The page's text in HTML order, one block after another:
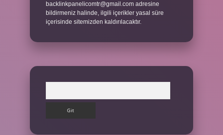
backlinkpanelicomtr@gmail.com adresine
bildirmeniz halinde, ilgili içerikler yasal süre
içerisinde sitemizden kaldırılacaktır.